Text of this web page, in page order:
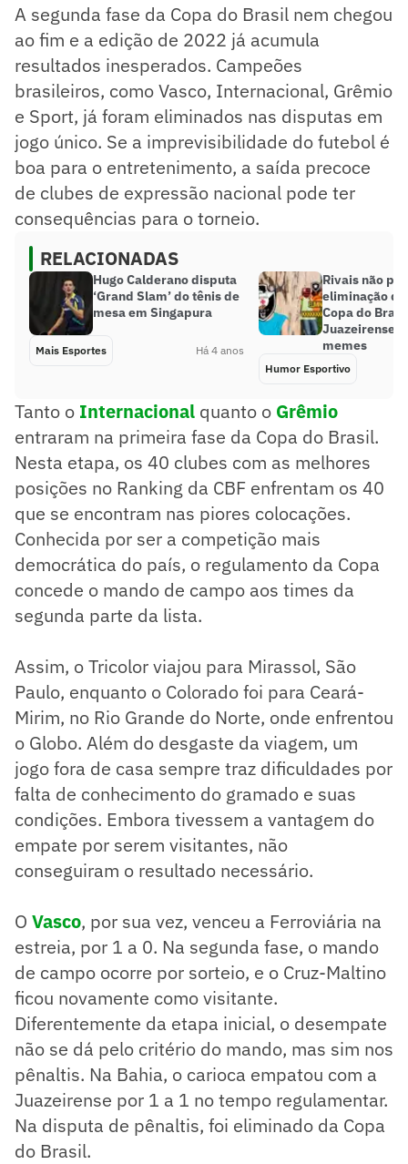
A segunda fase da Copa do Brasil nem chegou
ao fim e a edição de 2022 já acumula
resultados inesperados. Campeões
brasileiros, como Vasco, Internacional, Grêmio
e Sport, já foram eliminados nas disputas em
jogo único. Se a imprevisibilidade do futebol é
boa para o entretenimento, a saída precoce
de clubes de expressão nacional pode ter
consequências para o torneio.
RELACIONADAS
Hugo Calderano disputa
‘Grand Slam’ do tênis de
mesa em Singapura
Mais Esportes Há 4 anos
Rivais não
eliminação do
Copa do
Juazeirense;
memes
Humor Esportivo
Tanto o Internacional quanto o Grêmio
entraram na primeira fase da Copa do Brasil.
Nesta etapa, os 40 clubes com as melhores
posições no Ranking da CBF enfrentam os 40
que se encontram nas piores colocações.
Conhecida por ser a competição mais
democrática do país, o regulamento da Copa
concede o mando de campo aos times da
segunda parte da lista.
Assim, o Tricolor viajou para Mirassol, São
Paulo, enquanto o Colorado foi para Ceará-
Mirim, no Rio Grande do Norte, onde enfrentou
o Globo. Além do desgaste da viagem, um
jogo fora de casa sempre traz dificuldades por
falta de conhecimento do gramado e suas
condições. Embora tivessem a vantagem do
empate por serem visitantes, não
conseguiram o resultado necessário.
O Vasco, por sua vez, venceu a Ferroviária na
estreia, por 1 a 0. Na segunda fase, o mando
de campo ocorre por sorteio, e o Cruz-Maltino
ficou novamente como visitante.
Diferentemente da etapa inicial, o desempate
não se dá pelo critério do mando, mas sim nos
pênaltis. Na Bahia, o carioca empatou com a
Juazeirense por 1 a 1 no tempo regulamentar.
Na disputa de pênaltis, foi eliminado da Copa
do Brasil.